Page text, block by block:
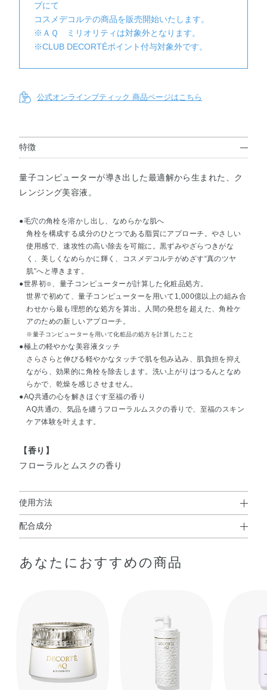
プにて
コスメデコルテの商品を販売開始いたします。
※ＡＱ ミリオリティは対象外となります。
※CLUB DECORTÉポイント付与対象外です。
公式オンラインブティック 商品ページはこちら
特徴
量子コンピューターが導き出した最適解から生まれた、ク
レンジング美容液。
●毛穴の角栓を溶かし出し、なめらかな肌へ
角栓を構成する成分のひとつである脂質にアプローチ。やさしい
使用感で、速攻性の高い除去を可能に。黒ずみやざらつきがな
く、美しくなめらかに輝く、コスメデコルテがめざす“真のツヤ
肌”へと導きます。
●世界初※、量子コンピューターが計算した化粧品処方。
世界で初めて、量子コンピューターを用いて1,000億以上の組み合
わせから最も理想的な処方を算出。人間の発想を超えた、角栓ケ
アのための新しいアプローチ。
※量子コンピューターを用いて化粧品の処方を計算したこと
●極上の軽やかな美容液タッチ
さらさらと伸びる軽やかなタッチで肌を包み込み、肌負担を抑え
ながら、効果的に角栓を除去します。洗い上がりはつるんとなめ
らかで、乾燥を感じさせません。
●AQ共通の心を解きほぐす至福の香り
AQ共通の、気品を纏うフローラルムスクの香りで、至福のスキン
ケア体験を叶えます。
【香り】
フローラルとムスクの香り
使用方法
使用方法
●ご使用前に、手や顔をぬらさないでください。（手や顔がぬれてい
ると効果が弱まります。）
●スポイトで、手のひらに適量をとり、指先でよくなじませながらお
肌にのばし、水かぬるま湯で洗い流してください。（鼻とあごに
使用する場合は、スポイトのラインまでの量を2回くらいが目安で
す。）
※クレンジング料や洗顔料の代わりにお使いいただくこともできま
す。このあとの洗顔料は不要です。
配合成分
ン・ジカプリン酸ポリグリセリル－6・マカデミアナッツ
種子油・メドウフォーム油・BHT・フェノキシエタノー
ル・香料
あなたにおすすめの商品